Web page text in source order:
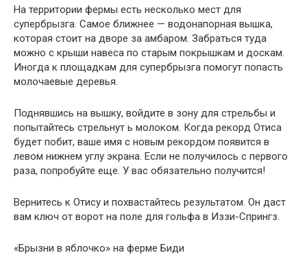
На территории фермы есть несколько мест для
супербрызга. Самое ближнее — водонапорная вышка,
которая стоит на дворе за амбаром. Забраться туда
можно с крыши навеса по старым покрышкам и доскам.
Иногда к площадкам для супербрызга помогут попасть
молочаевые деревья.
Поднявшись на вышку, войдите в зону для стрельбы и
попытайтесь стрельнут ь молоком. Когда рекорд Отиса
будет побит, ваше имя с новым рекордом появится в
левом нижнем углу экрана. Если не получилось с первого
раза, попробуйте еще. У вас обязательно получится!
Вернитесь к Отису и похвастайтесь результатом. Он даст
вам ключ от ворот на поле для гольфа в Иззи-Спрингз.
«Брызни в яблочко» на ферме Биди